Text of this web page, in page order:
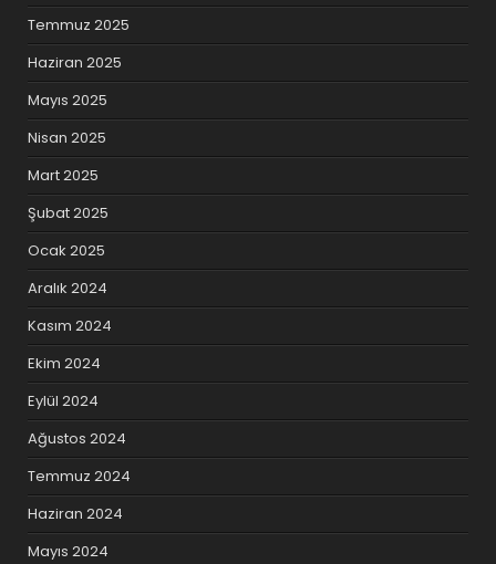
Temmuz 2025
Haziran 2025
Mayıs 2025
Nisan 2025
Mart 2025
Şubat 2025
Ocak 2025
Aralık 2024
Kasım 2024
Ekim 2024
Eylül 2024
Ağustos 2024
Temmuz 2024
Haziran 2024
Mayıs 2024